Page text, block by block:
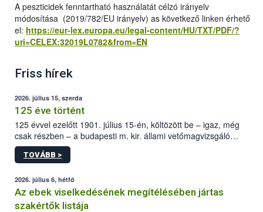
A peszticidek fenntartható használatát célzó irányelv
módosítása (2019/782/EU irányelv) as következő linken érhető
el: https://eur-lex.europa.eu/legal-content/HU/TXT/PDF/?
uri=CELEX:32019L0782&from=EN
Friss hírek
2026. július 15, szerda
125 éve történt
125 évvel ezelőtt 1901. július 15-én, költözött be – igaz, még
csak részben – a budapesti m. kir. állami vetőmagvizsgáló
állomás a Kis Rókus utca 15. szám alatti, Czigler Győző által
tervezett új épületébe.
TOVÁBB >
2026. július 6, hétfő
Az ebek viselkedésének megítélésében jártas
szakértők listája